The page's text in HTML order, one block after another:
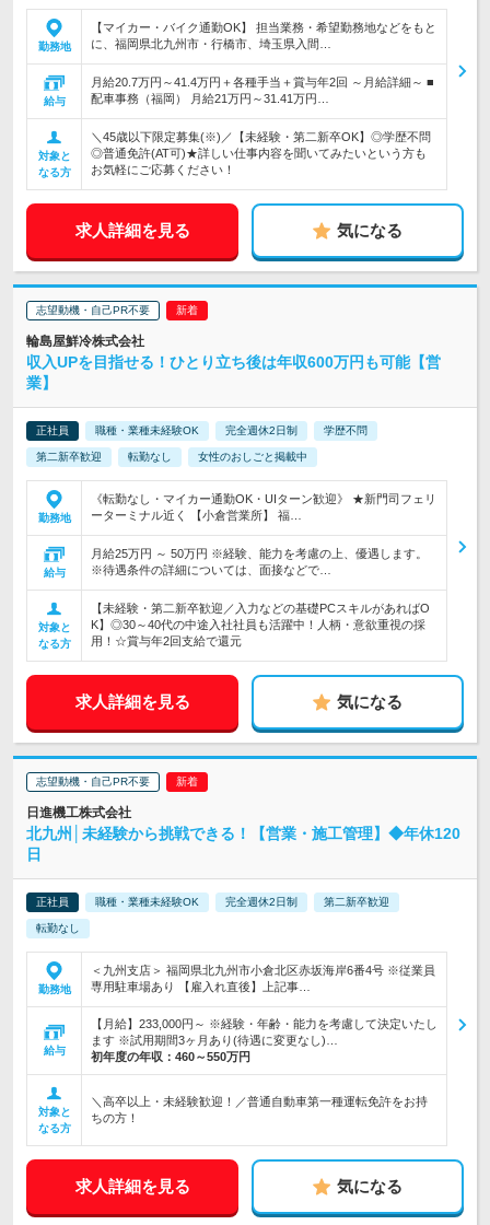
勤務地
【マイカー・バイク通勤OK】 担当業務・希望勤務地などをもと
に、福岡県北九州市・行橋市、埼玉県入間…
給与
月給20.7万円～41.4万円＋各種手当＋賞与年2回 ～月給詳細～ ■
配車事務（福岡） 月給21万円～31.41万円…
対象と
なる方
＼45歳以下限定募集(※)／【未経験・第二新卒OK】◎学歴不問
◎普通免許(AT可)★詳しい仕事内容を聞いてみたいという方も
お気軽にご応募ください！
求人詳細を見る 気になる
志望動機・自己PR不要
輪島屋鮮冷株式会社
収入UPを目指せる！ひとり立ち後は年収600万円も可能【営
業】
正社員 職種・業種未経験OK 完全週休2日制 学歴不問
第二新卒歓迎 転勤なし 女性のおしごと掲載中
勤務地
《転勤なし・マイカー通勤OK・UIターン歓迎》 ★新門司フェリ
ーターミナル近く 【小倉営業所】 福…
給与
月給25万円 ～ 50万円 ※経験、能力を考慮の上、優遇します。
※待遇条件の詳細については、面接などで…
対象と
なる方
【未経験・第二新卒歓迎／入力などの基礎PCスキルがあればO
K】◎30～40代の中途入社社員も活躍中！人柄・意欲重視の採
用！☆賞与年2回支給で還元
求人詳細を見る 気になる
志望動機・自己PR不要
日進機工株式会社
北九州│未経験から挑戦できる！【営業・施工管理】◆年休120
日
正社員 職種・業種未経験OK 完全週休2日制 第二新卒歓迎
転勤なし
勤務地
＜九州支店＞ 福岡県北九州市小倉北区赤坂海岸6番4号 ※従業員
専用駐車場あり 【雇入れ直後】上記事…
給与
【月給】233,000円～ ※経験・年齢・能力を考慮して決定いたし
ます ※試用期間3ヶ月あり(待遇に変更なし)…
初年度の年収： 460～550万円
対象と
なる方
＼高卒以上・未経験歓迎！／普通自動車第一種運転免許をお持
ちの方！
求人詳細を見る 気になる